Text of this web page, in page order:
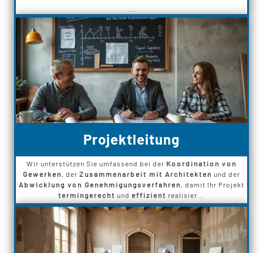
Projektleitung
Wir unterstützen Sie umfassend bei der Koordination von
Gewerken , der Zusammenarbeit mit Architekten und der
Abwicklung von Genehmigungsverfahren , damit Ihr Projekt
termingerecht undeffizient realisier...